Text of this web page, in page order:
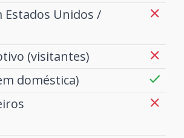
Estados Unidos /
(visitantes)
doméstica)